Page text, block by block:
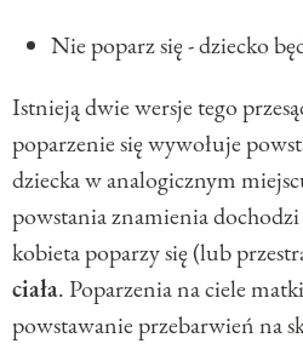
Nie poparz się - dziecko
Istnieją dwie wersje tego
poparzenie się wywołuje
dziecka w analogicznym
powstania znamienia
kobieta poparzy się (lub
ciała. Poparzenia na ciele
powstawanie przebarwień na